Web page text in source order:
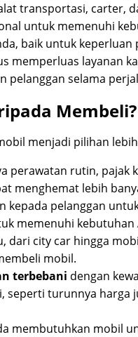
transportasi, carter,
untuk memenuhi
baik untuk
memperluas layanan
pelanggan selama
Membeli?
menjadi pilihan
perawatan rutin, pajak
menghemat lebih
kepada pelanggan
memenuhi
city car hingga
mobil.
terbebani dengan
turunnya harga
membutuhkan mobil